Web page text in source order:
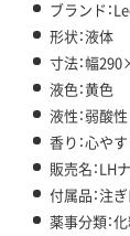
ブランド：
形状：液体
寸法：幅
液色：黄色
液性：弱酸性
香り：心や
販売名：LH
付属品：注
薬事分類：